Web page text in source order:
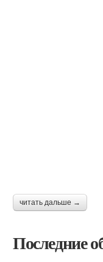
читать дальше →
Последние